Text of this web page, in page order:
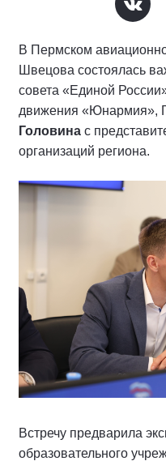
В Пермском
Швецова состоялась
совета «Единой
движения «Юнармия»,
Головина с
организаций региона.
Встречу предварила
образовательного